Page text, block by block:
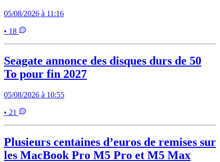
05/08/2026 à 11:16
• 18
Seagate annonce des disques durs de 50
To pour fin 2027
05/08/2026 à 10:55
• 21
Plusieurs centaines d’euros de remises sur
les MacBook Pro M5 Pro et M5 Max